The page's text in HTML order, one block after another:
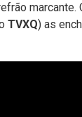
marcante.
TVXQ) as